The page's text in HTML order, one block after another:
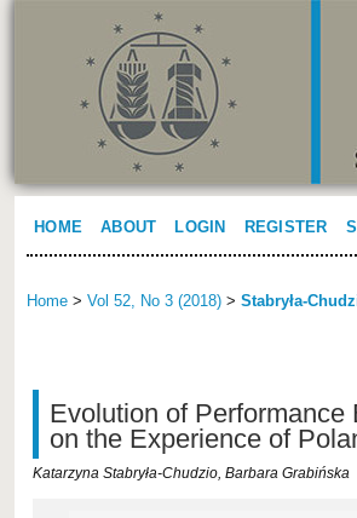
HOME ABOUT LOGIN REGISTER
Home > Vol 52, No 3 (2018) > Stabryła-
Evolution of
on the Experience of
Katarzyna Stabryła-Chudzio, Barbara Grabińska